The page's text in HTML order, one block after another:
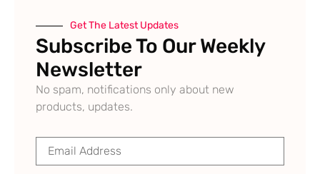
Get The Latest Updates
Subscribe To Our Weekly
Newsletter
No spam, notifications only about new
products, updates.